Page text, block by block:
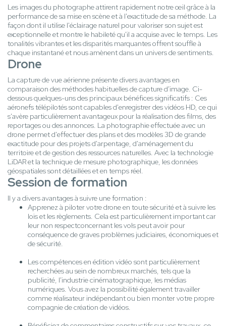
Les images du photographe attirent rapidement notre œil grâce à la
performance de sa mise en scène et à l'exactitude de sa méthode. La
façon dont il utilise l'éclairage naturel pour valoriser son sujet est
exceptionnelle et montre le habileté qu'il a acquise avec le temps. Les
tonalités vibrantes et les disparités marquantes offrent souffle à
chaque instantané et nous amènent dans un univers de sentiments.
Drone
La capture de vue aérienne présente divers avantages en
comparaison des méthodes habituelles de capture d'image. Ci-
dessous quelques-uns des principaux bénéfices significatifs : Ces
aéronefs télépilotés sont capables d'enregistrer des vidéos HD, ce qui
s'avère particulièrement avantageux pour la réalisation des films, des
reportages ou des annonces. La photographie effectuée avec un
drone permet d'effectuer des plans et des modèles 3D de grande
exactitude pour des projets d'arpentage, d'aménagement du
territoire et de gestion des ressources naturelles. Avec la technologie
LiDAR et la technique de mesure photographique, les données
géospatiales sont détaillées et en temps réel.
Session de formation
Il y a divers avantages à suivre une formation :
Apprenez à piloter votre drone en toute sécurité et à suivre les
lois et les règlements. Cela est particulièrement important car
leur non respectconcernant les vols peut avoir pour
conséquence de graves problèmes judiciaires, économiques et
de sécurité.
Les compétences en édition vidéo sont particulièrement
recherchées au sein de nombreux marchés, tels que la
publicité, l'industrie cinématographique, les médias
numériques. Vous avez la possibilité également travailler
comme réalisateur indépendant ou bien monter votre propre
compagnie de création de vidéos.